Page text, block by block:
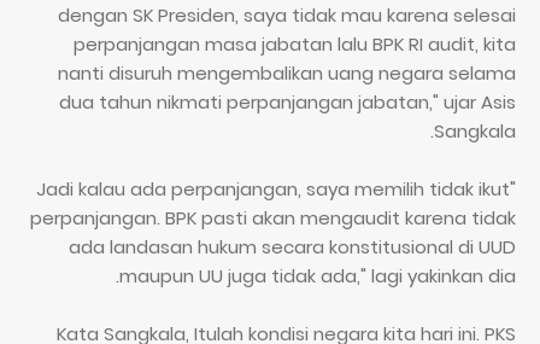
dengan SK Presiden, saya tidak mau karena selesai
perpanjangan masa jabatan lalu BPK RI audit, kita
nanti disuruh mengembalikan uang negara selama
dua tahun nikmati perpanjangan jabatan," ujar Asis
Sangkala.
"Jadi kalau ada perpanjangan, saya memilih tidak ikut
perpanjangan. BPK pasti akan mengaudit karena tidak
ada landasan hukum secara konstitusional di UUD
maupun UU juga tidak ada," lagi yakinkan dia.
Kata Sangkala, Itulah kondisi negara kita hari ini. PKS